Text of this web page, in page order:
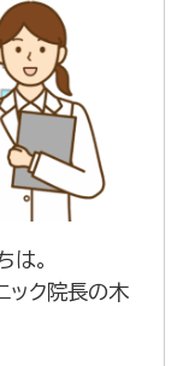
は。
ック院長の木